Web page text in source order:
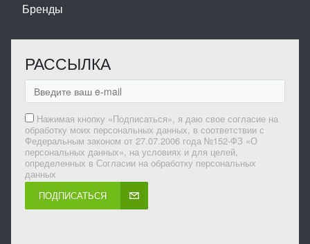
Бренды
РАССЫЛКА
Нажимая кнопку «Подписаться», я даю свое согласие на
обработку моих персональных данных, в соответствии с
Федеральным законом от 27.07.2006 года №152-ФЗ «О
персональных данных», на условиях и для целей,
определенных в Согласии на обработку персональных
данных
ПОДПИСАТЬСЯ